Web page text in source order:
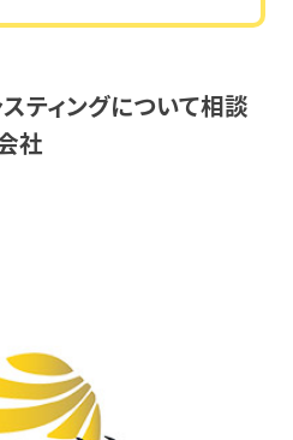
ティングについて相談
社